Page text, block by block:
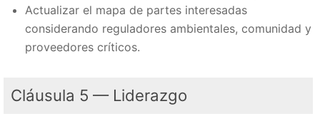
Actualizar el mapa de partes interesadas
considerando reguladores ambientales, comunidad y
proveedores críticos.
Cláusula 5 — Liderazgo